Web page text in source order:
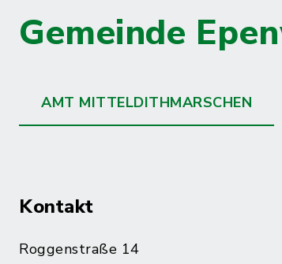
Gemeinde
AMT MITTELDITHMARSCHEN
Kontakt
Roggenstraße 14